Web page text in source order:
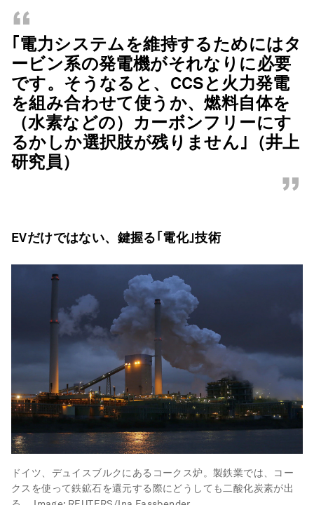
“
｢電力システムを維持するためにはタ
ービン系の発電機がそれなりに必要
です。そうなると、CCSと火力発電
を組み合わせて使うか、燃料自体を
（水素などの）カーボンフリーにす
るかしか選択肢が残りません｣（井上
研究員）
”
EVだけではない、鍵握る｢電化｣技術
ドイツ、デュイスブルクにあるコークス炉。製鉄業では、コー
クスを使って鉄鉱石を還元する際にどうしても二酸化炭素が出